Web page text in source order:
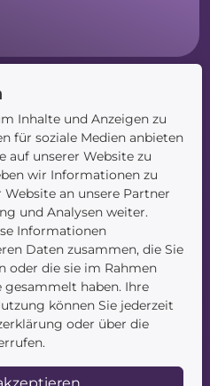
Inhalte und Anzeigen zu
für soziale Medien anbieten
auf unserer Website zu
wir Informationen zu
an unsere Partner
und Analysen weiter.
Informationen
Daten zusammen, die Sie
oder die sie im Rahmen
haben. Ihre
können Sie jederzeit
oder über die